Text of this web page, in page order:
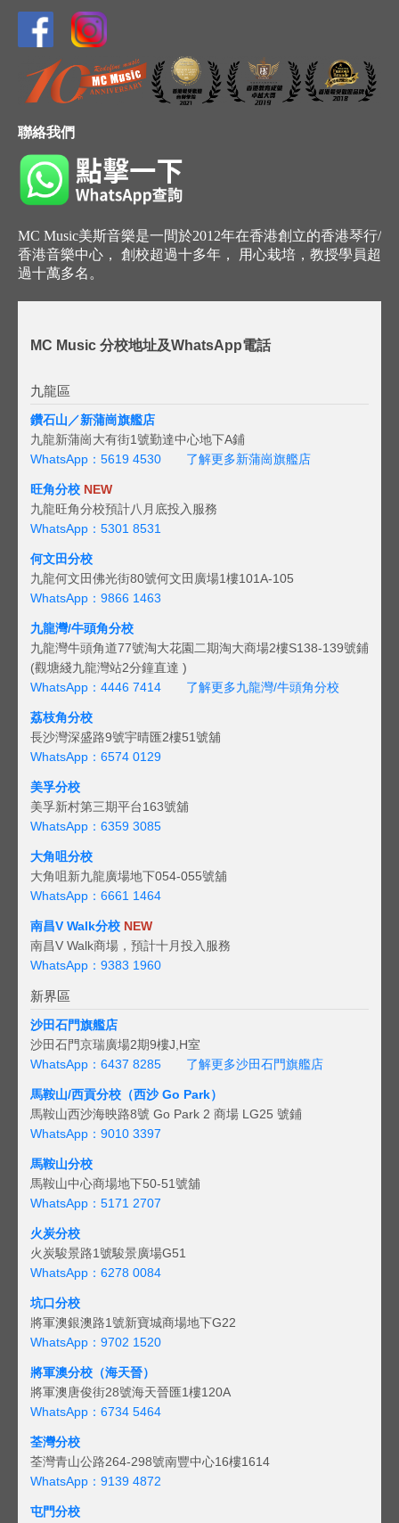
聯絡我們
MC Music美斯音樂是一間於2012年在香港創立的香港琴行/
香港音樂中心， 創校超過十多年， 用心栽培，教授學員超
過十萬多名。
MC Music 分校地址及WhatsApp電話
九龍區
鑽石山／新蒲崗旗艦店
九龍新蒲崗大有街1號勤達中心地下A鋪
WhatsApp：5619 4530
了解更多新蒲崗旗艦店
旺角分校 NEW
九龍旺角分校預計八月底投入服務
WhatsApp：5301 8531
何文田分校
九龍何文田佛光街80號何文田廣場1樓101A-105
WhatsApp：9866 1463
九龍灣/牛頭角分校
九龍灣牛頭角道77號淘大花園二期淘大商場2樓S138-139號鋪
(觀塘綫九龍灣站2分鐘直達 )
WhatsApp：4446 7414
了解更多九龍灣/牛頭角分校
荔枝角分校
長沙灣深盛路9號宇晴匯2樓51號舖
WhatsApp：6574 0129
美孚分校
美孚新村第三期平台163號舖
WhatsApp：6359 3085
大角咀分校
大角咀新九龍廣場地下054-055號舖
WhatsApp：6661 1464
南昌V Walk分校 NEW
南昌V Walk商場，預計十月投入服務
WhatsApp：9383 1960
新界區
沙田石門旗艦店
沙田石門京瑞廣場2期9樓J,H室
WhatsApp：6437 8285
了解更多沙田石門旗艦店
馬鞍山/西貢分校（西沙 Go Park）
馬鞍山西沙海映路8號 Go Park 2 商場 LG25 號鋪
WhatsApp：9010 3397
馬鞍山分校
馬鞍山中心商場地下50-51號舖
WhatsApp：5171 2707
火炭分校
火炭駿景路1號駿景廣場G51
WhatsApp：6278 0084
坑口分校
將軍澳銀澳路1號新寶城商場地下G22
WhatsApp：9702 1520
將軍澳分校（海天晉）
將軍澳唐俊街28號海天晉匯1樓120A
WhatsApp：6734 5464
荃灣分校
荃灣青山公路264-298號南豐中心16樓1614
WhatsApp：9139 4872
屯門分校